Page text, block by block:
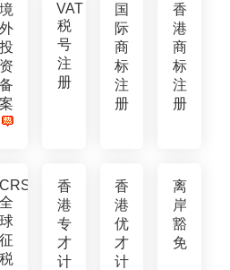
境
外
投
资
备
案
VAT
税
号
注
册
国
际
商
标
注
册
香
港
商
标
注
册
CRS
全
球
征
税
香
港
专
才
计
香
港
优
才
计
离
岸
豁
免